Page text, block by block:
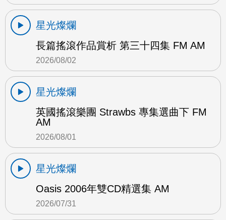
星光燦爛
長篇搖滾作品賞析 第三十四集 FM AM
2026/08/02
星光燦爛
英國搖滾樂團 Strawbs 專集選曲下 FM
AM
2026/08/01
星光燦爛
Oasis 2006年雙CD精選集 AM
2026/07/31